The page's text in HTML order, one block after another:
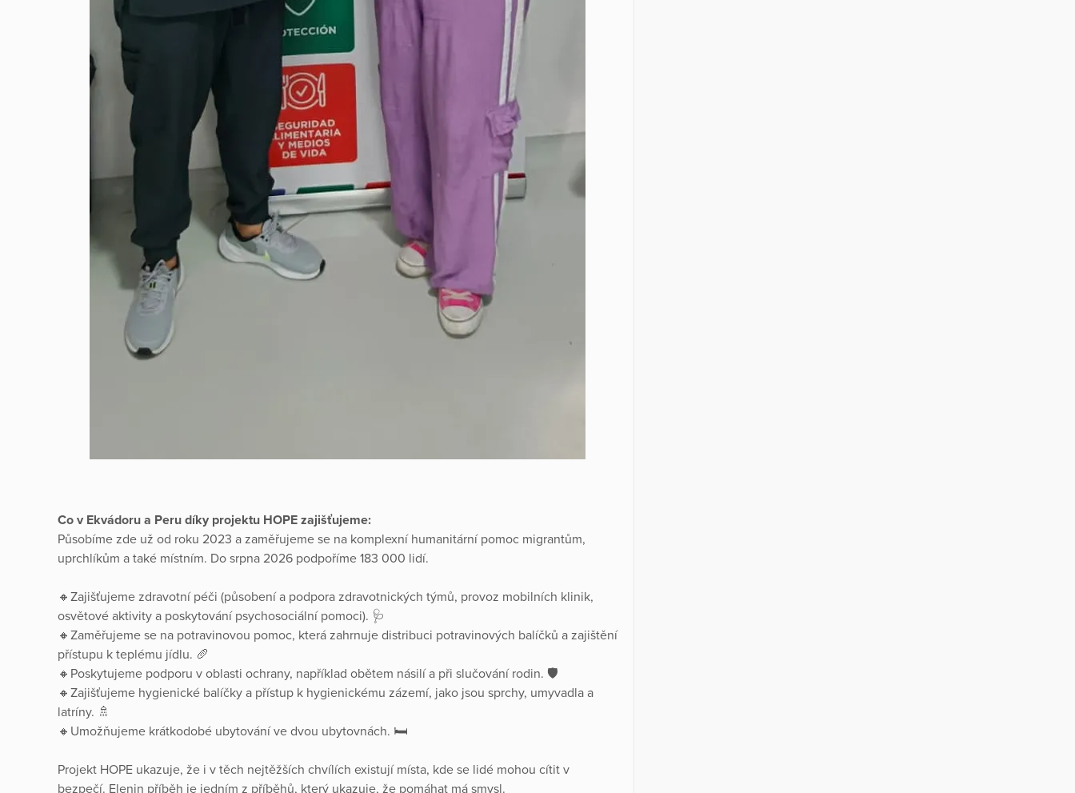
Co v Ekvádoru a Peru díky projektu HOPE zajišťujeme:
Působíme zde už od roku 2023 a zaměřujeme se na komplexní humanitární pomoc migrantům,
uprchlíkům a také místním. Do srpna 2026 podpoříme 183 000 lidí.
🔸Zajišťujeme zdravotní péči (působení a podpora zdravotnických týmů, provoz mobilních klinik,
osvětové aktivity a poskytování psychosociální pomoci). 🩺
🔸Zaměřujeme se na potravinovou pomoc, která zahrnuje distribuci potravinových balíčků a zajištění
přístupu k teplému jídlu. 🥖
🔸Poskytujeme podporu v oblasti ochrany, například obětem násilí a při slučování rodin. 🛡️
🔸Zajišťujeme hygienické balíčky a přístup k hygienickému zázemí, jako jsou sprchy, umyvadla a
latríny. 🚿
🔸Umožňujeme krátkodobé ubytování ve dvou ubytovnách. 🛏️
Projekt HOPE ukazuje, že i v těch nejtěžších chvílích existují místa, kde se lidé mohou cítit v
bezpečí. Elenin příběh je jedním z příběhů, který ukazuje, že pomáhat má smysl.